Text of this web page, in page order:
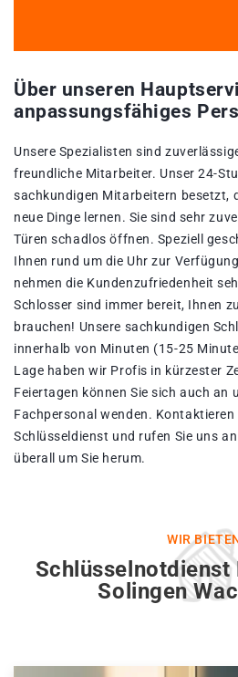
Über unseren
anpassungsfähiges
Unsere Spezialisten sind
freundliche Mitarbeiter. Unser 24-
sachkundigen Mitarbeitern besetzt,
neue Dinge lernen. Sie sind sehr
Türen schadlos öffnen. Speziell
Ihnen rund um die Uhr zur
nehmen die Kundenzufriedenheit
Schlosser sind immer bereit, Ihnen
brauchen! Unsere sachkundigen
innerhalb von Minuten (15-25
Lage haben wir Profis in kürzester
Feiertagen können Sie sich auch an
Fachpersonal wenden. Kontaktieren
Schlüsseldienst und rufen Sie uns
überall um Sie herum.
WIR
Schlüsselnotdienst
Solingen